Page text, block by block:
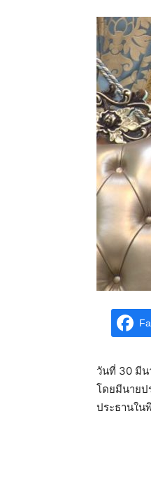
วันที่ 30 มี
โดยมีนายป
ประธานใน